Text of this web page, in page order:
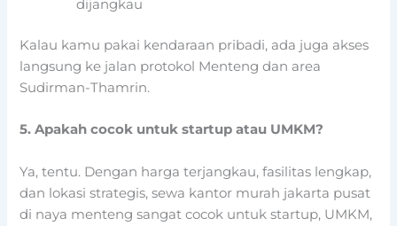
dijangkau
Kalau kamu pakai kendaraan pribadi, ada juga akses
langsung ke jalan protokol Menteng dan area
Sudirman-Thamrin.
5. Apakah cocok untuk startup atau UMKM?
Ya, tentu. Dengan harga terjangkau, fasilitas lengkap,
dan lokasi strategis, sewa kantor murah jakarta pusat
di naya menteng sangat cocok untuk startup, UMKM,